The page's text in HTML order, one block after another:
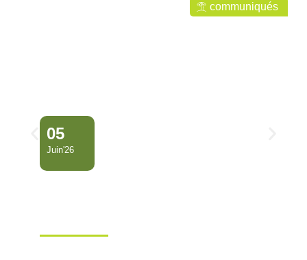
communiqués
05
Juin'26